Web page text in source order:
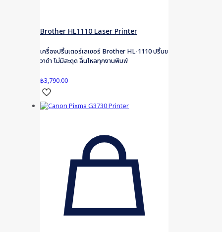
Brother HL1110 Laser Printer
เครื่องปริ้นเตอร์เลเซอร์ Brother HL-1110 ปริ้นข
วาดำ ไม่มีสะดุด ลื่นไหลทุกงานพิมพ์
฿3,790.00